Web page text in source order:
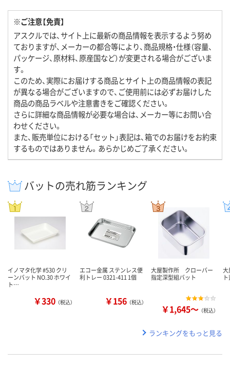
※ご注意【免責】
アスクルでは、サイト上に最新の商品情報を表示するよう努め
ておりますが、メーカーの都合等により、商品規格・仕様（容量、
パッケージ、原材料、原産国など）が変更される場合がございま
す。
このため、実際にお届けする商品とサイト上の商品情報の表記
が異なる場合がございますので、ご使用前には必ずお届けした
商品の商品ラベルや注意書きをご確認ください。
さらに詳細な商品情報が必要な場合は、メーカー等にお問い合
わせください。
また、販売単位における「セット」表記は、箱でのお届けをお約束
するものではありません。あらかじめご了承ください。
バットの売れ筋ランキング
イノマタ化学 #530 クリ
ーンバット NO.30 ホワイ
ト…
￥330 （税込）
エコー金属 ステンレス便
利トレー 0321-411 1個
￥156 （税込）
大屋製作所 クローバー
指定深型組バット
￥1,645～ （税込）
ランキングをもっと見る